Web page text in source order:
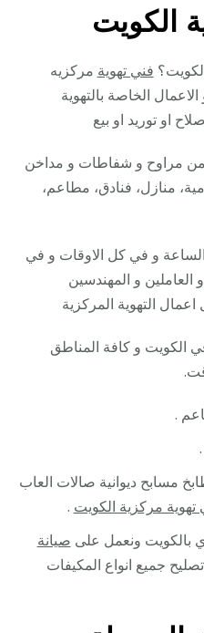
الكويت
فني تهوية مركزيه
الخاصة بالتهوية
او توريد او بيع
من مراوح و شفاطات و مداخن
منازل، فنادق، مطاعم،
و في كل الاوقات و في
العاملين و المهندسين
التهوية المركزية
الكويت و كافة المناطق
.
مسابح ديوانية صالات العاب
تهوية مركزية الكويت .
بالكويت ونعمل على صيانة
تصليح جميع انواع المكيفات